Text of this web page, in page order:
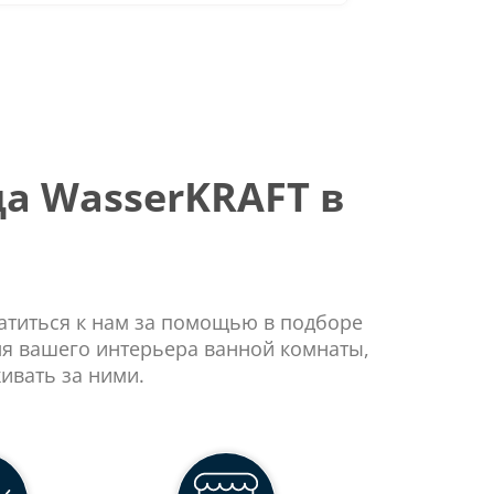
в
к нам за помощью в подборе
вашего интерьера ванной комнаты,
за ними.